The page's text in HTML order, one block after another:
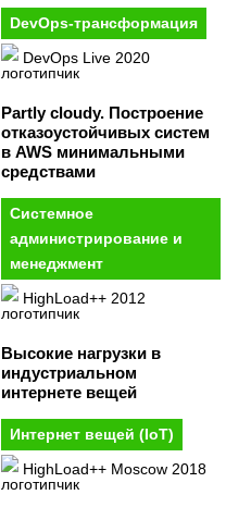
DevOps-трансформация
DevOps Live 2020
Partly cloudy. Построение
отказоустойчивых систем
в AWS минимальными
средствами
Системное
администрирование и
менеджмент
HighLoad++ 2012
Высокие нагрузки в
индустриальном
интернете вещей
Интернет вещей (IoT)
HighLoad++ Moscow 2018